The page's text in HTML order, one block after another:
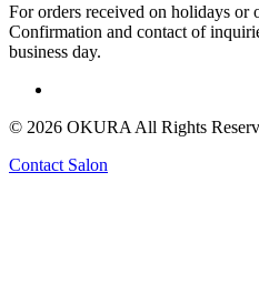
For orders received on holidays or
Confirmation and contact of
business day.
© 2026 OKURA All Rights
Contact Salon